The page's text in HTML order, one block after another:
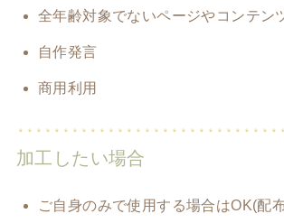
全年齢対象でないページやコンテン
自作発言
商用利用
加工したい場合
ご自身のみで使用する場合はOK(配